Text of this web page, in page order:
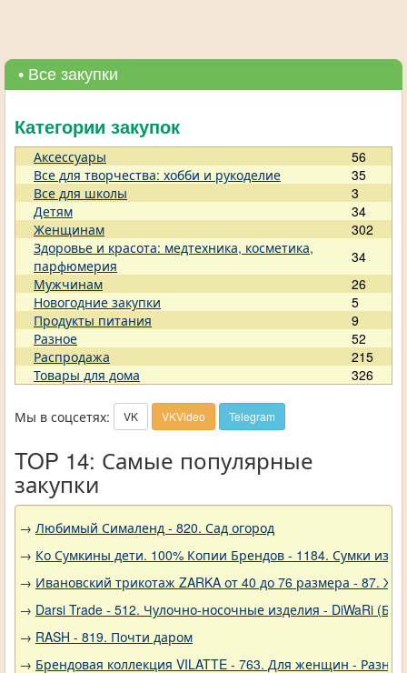
• Все закупки
Категории закупок
Аксессуары
56
Все для творчества: хобби и рукоделие
35
Все для школы
3
Детям
34
Женщинам
302
Здоровье и красота: медтехника, косметика,
парфюмерия
34
Мужчинам
26
Новогодние закупки
5
Продукты питания
9
Разное
52
Распродажа
215
Товары для дома
326
Мы в соцсетях: VK VKVideo Telegram
TOP 14: Самые популярные
закупки
→ Любимый Сималенд - 820. Сад огород
→ Ко Сумкины дети. 100% Копии Брендов - 1184. Сумки из
→ Ивановский трикотаж ZARKA от 40 до 76 размера - 87.
→ Darsi Trade - 512. Чулочно-носочные изделия - DiWaRi
→ RASH - 819. Почти даром
→ Брендовая коллекция VILATTE - 763. Для женщин - Разное